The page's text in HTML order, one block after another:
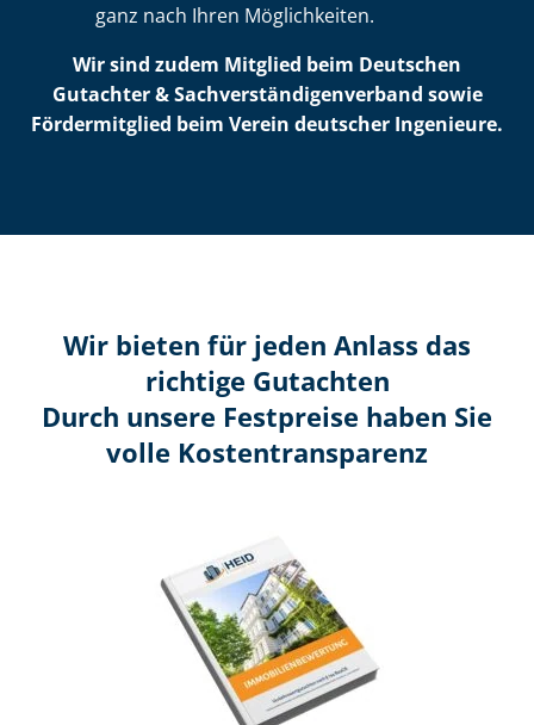
ganz nach Ihren Möglichkeiten.
Wir sind zudem Mitglied beim Deutschen
Gutachter & Sach­ver­stän­di­gen­ver­band sowie
Fördermitglied beim Verein deutscher Ingenieure.
Wir bieten für jeden Anlass das
richtige Gutachten
Durch unsere Festpreise haben Sie
volle Kosten­transparenz